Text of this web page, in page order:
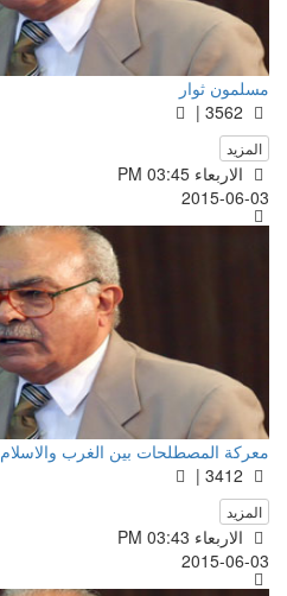
مسلمون ثوار
المزيد
الاربعاء PM 03:45
2015-06-03
معركة المصطلحات بين الغرب والاسلام
المزيد
الاربعاء PM 03:43
2015-06-03